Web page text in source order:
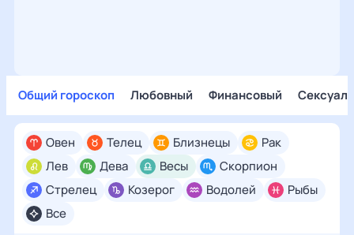
Общий гороскоп Любовный Финансовый
Все
Овен Телец Близнецы
Рак
Лев
Дева Весы
Скорпион
Стрелец
Козерог Водолей Рыбы